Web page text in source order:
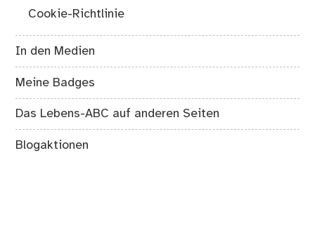
Cookie-Richtlinie
In den Medien
Meine Badges
Das Lebens-ABC auf anderen Seiten
Blogaktionen